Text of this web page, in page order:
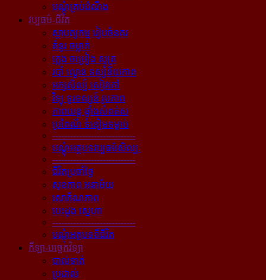
បណ្ដុំគ្រប់ដំណឹង
វប្បធម៌-ជីវិត
ស្ថាបត្យកម្ម រៀបចំនគរ
គំនូរ ចម្លាក់
ភ្លេង ចម្រៀង ស្មូត្រ
របាំ ល្ខោន ទស្សនីយភាព
អក្សសិល្ប៍ សៀវភៅ
វិទ្យុ ទូរទស្សន៍ រូបភាព
ភាពយន្ដ ផ្ទាំងសំពត់ស
ប្រពៃណី ទំនៀមទម្លាប់
----------------------------
បណ្ដុំអត្ថបទវប្បធម៌សិល្បៈ
----------------------------
ជីវិតប្រចាំថ្ងៃ
សុខភាព អនាម័យ
សោភ័ណភាព
បេះដូង ស្នេហា
----------------------------
បណ្ដុំអត្ថបទពីជីវិត
កីឡា-បច្ចេកវិទ្យា
បាល់ទាត់
ប្រដាល់